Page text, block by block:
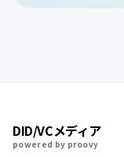
DID/VCメディア
powered by proovy